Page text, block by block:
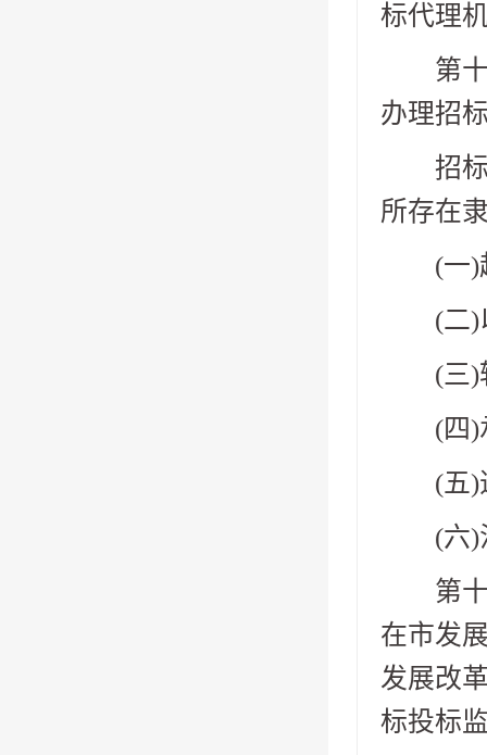
标代理
第十
办理招
招标
所存在
(一)超
(二)以
(三)转
(四)承
(五)
(六)法
第十
在市发
发展改
标投标